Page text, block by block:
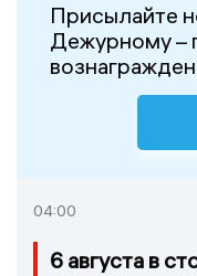
Присылайте
Дежурному –
04:00
6 августа в